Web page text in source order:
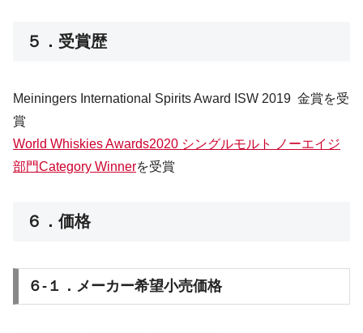
５．受賞歴
Meiningers International Spirits Award ISW 2019 金賞を受
賞
World Whiskies Awards2020 シングルモルト ノーエイジ
部門Category Winnerを受賞
６．価格
６-１．メーカー希望小売価格